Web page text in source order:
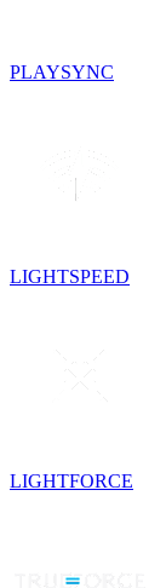
PLAYSYNC
LIGHTSPEED
LIGHTFORCE